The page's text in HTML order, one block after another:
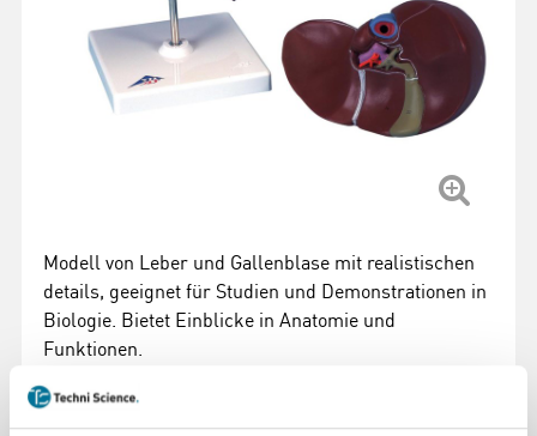
Modell von Leber und Gallenblase mit realistischen
details, geeignet für Studien und Demonstrationen in
Biologie. Bietet Einblicke in Anatomie und
Funktionen.